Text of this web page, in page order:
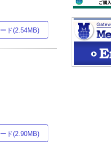
ド(2.54MB)
ド(2.90MB)